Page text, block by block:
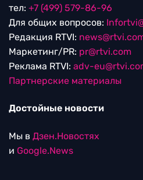
тел: +7 (499) 579-86-96
Для общих вопросов:
Редакция RTVI:
Маркетинг/PR: pr@rtvi.com
Реклама RTVI: adv-
Партнерские материалы
Достойные новости
Мы в Дзен.Новостях
и Google.News